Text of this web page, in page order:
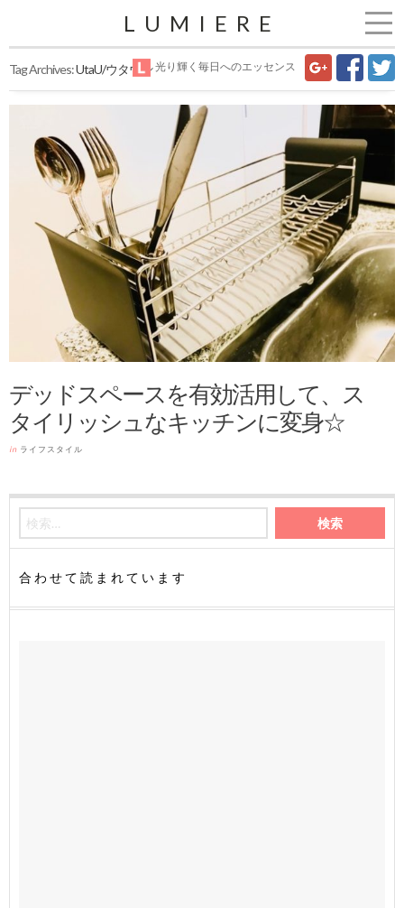
LUMIERE
光り輝く毎日へのエッセンス
Tag Archives:UtaU/ウタウ
デッドスペースを有効活用して、ス
タイリッシュなキッチンに変身☆
in ライフスタイル
合わせて読まれています